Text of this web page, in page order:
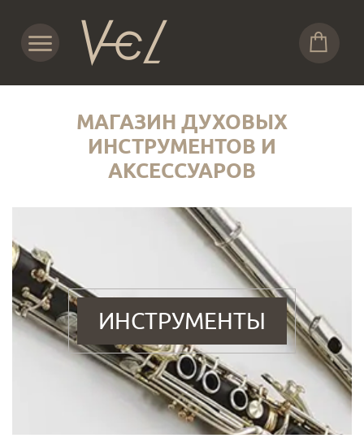
МАГАЗИН ДУХОВЫХ
ИНСТРУМЕНТОВ И
АКСЕССУАРОВ
ИНСТРУМЕНТЫ